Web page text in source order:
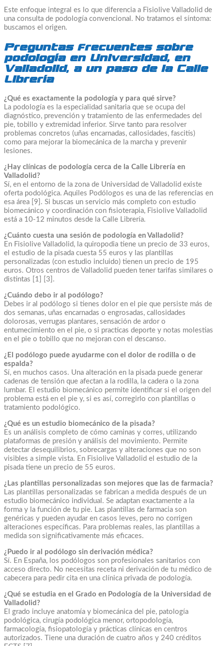
Este enfoque integral es lo que diferencia a Fisiolive Valladolid de
una consulta de podología convencional. No tratamos el síntoma:
buscamos el origen.
Preguntas frecuentes sobre
podología en Universidad, en
Valladolid, a un paso de la Calle
Librería
¿Qué es exactamente la podología y para qué sirve?
La podología es la especialidad sanitaria que se ocupa del
diagnóstico, prevención y tratamiento de las enfermedades del
pie, tobillo y extremidad inferior. Sirve tanto para resolver
problemas concretos (uñas encarnadas, callosidades, fascitis)
como para mejorar la biomecánica de la marcha y prevenir
lesiones.
¿Hay clínicas de podología cerca de la Calle Librería en
Valladolid?
Sí, en el entorno de la zona de Universidad de Valladolid existe
oferta podológica. Aquiles Podólogos es una de las referencias en
esa área [9]. Si buscas un servicio más completo con estudio
biomecánico y coordinación con fisioterapia, Fisiolive Valladolid
está a 10-12 minutos desde la Calle Librería.
¿Cuánto cuesta una sesión de podología en Valladolid?
En Fisiolive Valladolid, la quiropodia tiene un precio de 33 euros,
el estudio de la pisada cuesta 55 euros y las plantillas
personalizadas (con estudio incluido) tienen un precio de 195
euros. Otros centros de Valladolid pueden tener tarifas similares o
distintas [1] [3].
¿Cuándo debo ir al podólogo?
Debes ir al podólogo si tienes dolor en el pie que persiste más de
dos semanas, uñas encarnadas o engrosadas, callosidades
dolorosas, verrugas plantares, sensación de ardor o
entumecimiento en el pie, o si practicas deporte y notas molestias
en el pie o tobillo que no mejoran con el descanso.
¿El podólogo puede ayudarme con el dolor de rodilla o de
espalda?
Sí, en muchos casos. Una alteración en la pisada puede generar
cadenas de tensión que afectan a la rodilla, la cadera o la zona
lumbar. El estudio biomecánico permite identificar si el origen del
problema está en el pie y, si es así, corregirlo con plantillas o
tratamiento podológico.
¿Qué es un estudio biomecánico de la pisada?
Es un análisis completo de cómo caminas y corres, utilizando
plataformas de presión y análisis del movimiento. Permite
detectar desequilibrios, sobrecargas y alteraciones que no son
visibles a simple vista. En Fisiolive Valladolid el estudio de la
pisada tiene un precio de 55 euros.
¿Las plantillas personalizadas son mejores que las de farmacia?
Las plantillas personalizadas se fabrican a medida después de un
estudio biomecánico individual. Se adaptan exactamente a la
forma y la función de tu pie. Las plantillas de farmacia son
genéricas y pueden ayudar en casos leves, pero no corrigen
alteraciones específicas. Para problemas reales, las plantillas a
medida son significativamente más eficaces.
¿Puedo ir al podólogo sin derivación médica?
Sí. En España, los podólogos son profesionales sanitarios con
acceso directo. No necesitas receta ni derivación de tu médico de
cabecera para pedir cita en una clínica privada de podología.
¿Qué se estudia en el Grado en Podología de la Universidad de
Valladolid?
El grado incluye anatomía y biomecánica del pie, patología
podológica, cirugía podológica menor, ortopodología,
farmacología, fisiopatología y prácticas clínicas en centros
autorizados. Tiene una duración de cuatro años y 240 créditos